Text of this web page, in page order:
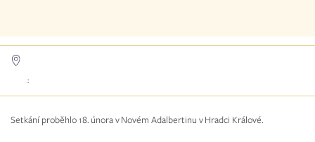
:
Setkání proběhlo 18. února v Novém Adalbertinu v Hradci Králové.